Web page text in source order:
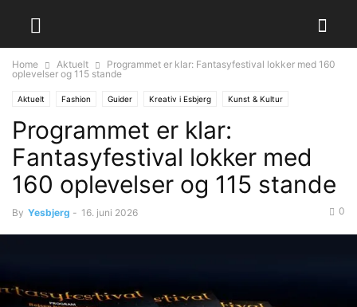
Home Aktuelt
Programmet er klar: Fantasyfestival lokker med 160
oplevelser og 115 stande
Aktuelt Fashion Guider Kreativ i Esbjerg Kunst & Kultur
Street Fashion
Programmet er klar:
Fantasyfestival lokker med
160 oplevelser og 115 stande
By Yesbjerg - 16. juni 2026 0